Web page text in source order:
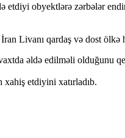
etdiyi obyektlərə zərbələr
Livanı qardaş və dost ölkə
əldə edilməli olduğunu
xahiş etdiyini xatırladıb.